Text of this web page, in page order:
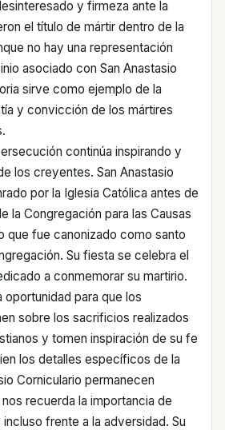
y firmeza ante la
el título de mártir dentro de la
no hay una representación
asociado con San Anastasio
sirve como ejemplo de la
y convicción de los mártires
continúa inspirando y
los creyentes. San Anastasio
por la Iglesia Católica antes de
la Congregación para las Causas
que fue canonizado como santo
Su fiesta se celebra el
a conmemorar su martirio.
oportunidad para que los
sobre los sacrificios realizados
y tomen inspiración de su fe
los detalles específicos de la
Corniculario permanecen
recuerda la importancia de
frente a la adversidad. Su